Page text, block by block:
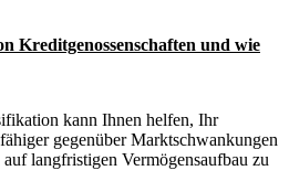
Kreditgenossenschaften und wie
kann Ihnen helfen, Ihr
gegenüber Marktschwankungen
langfristigen Vermögensaufbau zu